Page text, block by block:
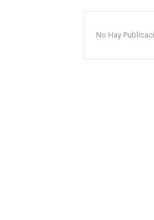
No Hay